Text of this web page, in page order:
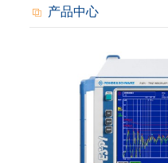
产品中心